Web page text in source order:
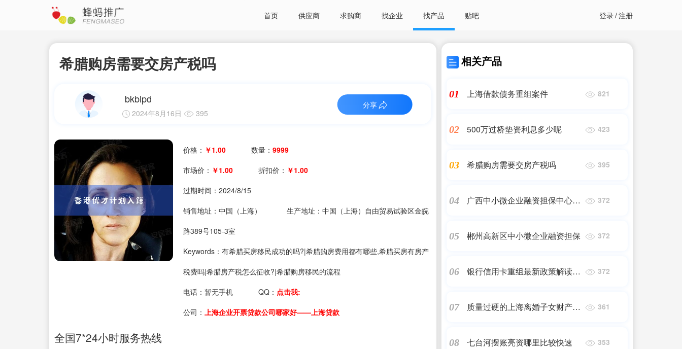
首页 供应商 求购商 找企业 找产品 贴吧 登录/注册
希腊购房需要交房产税吗
bkblpd
2024年8月16日 395
分享
价格： ￥1.00 数量：9999
市场价： ￥1.00 折扣价： ￥1.00
过期时间：2024/8/15
销售地址：中国（上海）
生产地址：中国（上海）自由贸易试验区金皖
路389号105-3室
Keywords：有希腊买房移民成功的吗?|希腊购房费用都有哪些,希腊买房有房产
税费吗|希腊房产税怎么征收?|希腊购房移民的流程
电话：暂无手机 QQ： 点击我:
公司：上海企业开票贷款公司哪家好——上海贷款
全国7*24小时服务热线
相关产品
01 上海借款债务重组案件 821
02 500万过桥垫资利息多少呢 423
03 希腊购房需要交房产税吗 395
04
广西中小微企业融资担保中心招
372
05 郴州高新区中小微企业融资担保 372
06
银行信用卡重组最新政策解读视
372
07
质量过硬的上海离婚子女财产分
361
08 七台河摆账亮资哪里比较快速 353